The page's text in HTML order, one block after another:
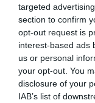
targeted
section to confirm
opt-out request is
interest-based ads
us or personal
your opt-out. You
disclosure of your
IAB’s list of